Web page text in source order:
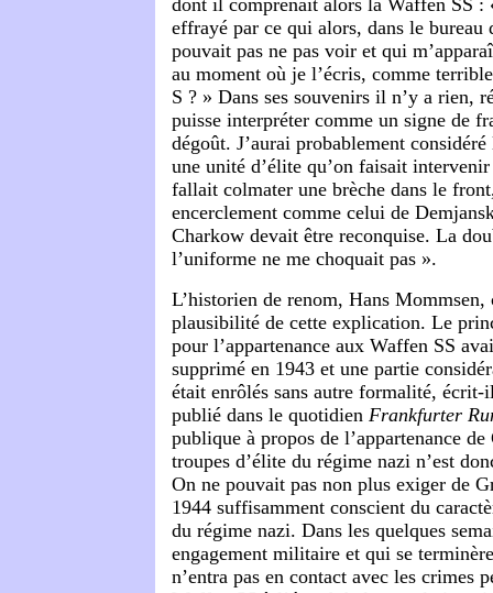
dont il comprenait alors la Waffen SS :
effrayé par ce qui alors, dans le bureau
pouvait pas ne pas voir et qui
au moment où je l’écris, comme
S ? » Dans ses souvenirs il n’y a rien,
puisse interpréter comme un signe de
dégoût. J’aurai probablement
une unité d’élite qu’on faisait
fallait colmater une brèche dans le
encerclement comme celui de
Charkow devait être reconquise. La
l’uniforme ne me choquait pas ».
L’historien de renom, Hans
plausibilité de cette explication. Le
pour l’appartenance aux Waffen SS
supprimé en 1943 et une partie
était enrôlés sans autre formalité, écrit-
publié dans le quotidien Frankfurter
publique à propos de l’appartenance
troupes d’élite du régime nazi n’est
On ne pouvait pas non plus exiger de
1944 suffisamment conscient du
du régime nazi. Dans les quelques
engagement militaire et qui se
n’entra pas en contact avec les crimes